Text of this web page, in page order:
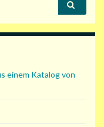
einem Katalog von